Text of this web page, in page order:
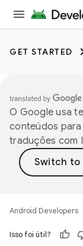
GET STARTED
O Google usa
conteúdos para
traduções com
Android Developers
Isso foi útil?